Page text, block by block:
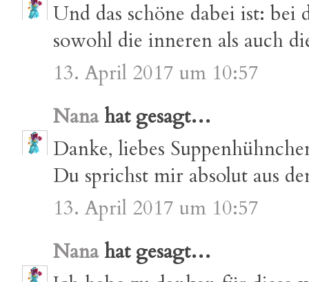
Und das schöne dabei ist:
sowohl die inneren als auch
13. April 2017 um 10:57
Nanahat gesagt…
Danke, liebes
Du sprichst mir absolut aus
13. April 2017 um 10:57
Nanahat gesagt…